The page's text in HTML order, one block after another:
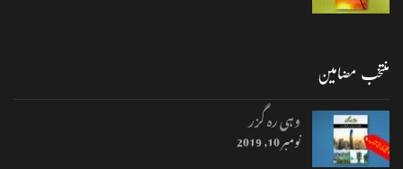
منتخب مضامین
وہی رہ گزر
نومبر 10, 2019